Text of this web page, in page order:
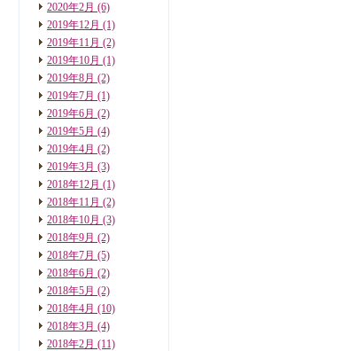
2020年2月 (6)
2019年12月 (1)
2019年11月 (2)
2019年10月 (1)
2019年8月 (2)
2019年7月 (1)
2019年6月 (2)
2019年5月 (4)
2019年4月 (2)
2019年3月 (3)
2018年12月 (1)
2018年11月 (2)
2018年10月 (3)
2018年9月 (2)
2018年7月 (5)
2018年6月 (2)
2018年5月 (2)
2018年4月 (10)
2018年3月 (4)
2018年2月 (11)